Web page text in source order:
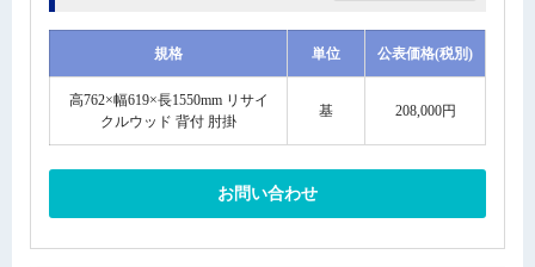
規格 単位 公表価格(税別)
高762×幅619×長1550mm リサイ
クルウッド 背付 肘掛
基 208,000円
お問い合わせ